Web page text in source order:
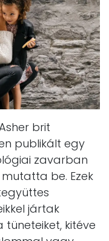
brit
publikált egy
zavarban
be. Ezek
jártak
kitéve